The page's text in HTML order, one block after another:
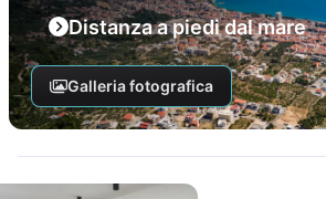
Distanza a piedi dal mare
Galleria fotografica